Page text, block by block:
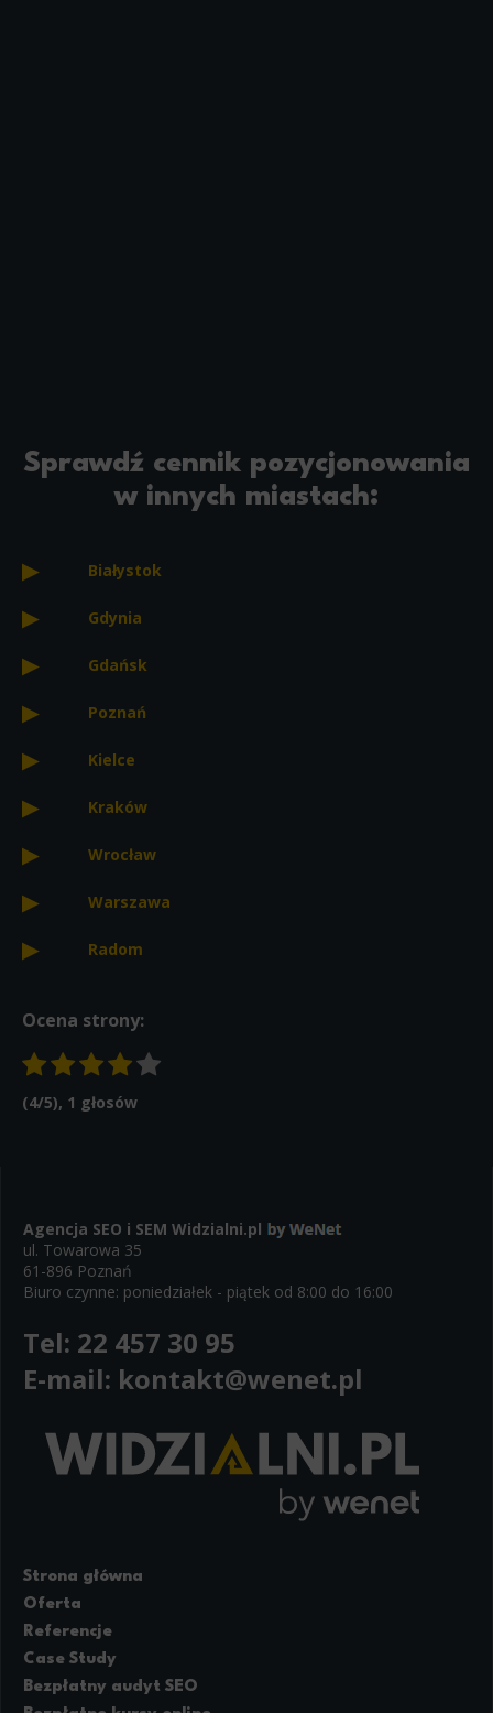
Sprawdź cennik pozycjonowania
w innych miastach:
Białystok
Gdynia
Gdańsk
Poznań
Kielce
Kraków
Wrocław
Warszawa
Radom
Ocena strony:
(4/5), 1 głosów
Agencja SEO i SEM Widzialni.pl
ul. Towarowa 35
61-896 Poznań
Biuro czynne: poniedziałek - piątek od 8:00 do 16:00
Tel: 22 457 30 95
E-mail: kontakt@wenet.pl
Strona główna
Oferta
Referencje
Case Study
Bezpłatny audyt SEO